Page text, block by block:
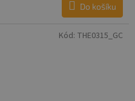
Do košíku
Kód: THE0315_GC